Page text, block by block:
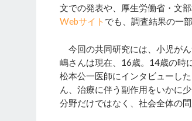
文での発表や、厚生労働省・文
Webサイト でも、調査結果の一
今回の共同研究には、小児が
嶋さんは現在、16歳。14歳の時
松本公一医師にインタビューし
ん、治療に伴う副作用をいかに
分野だけではなく、社会全体の